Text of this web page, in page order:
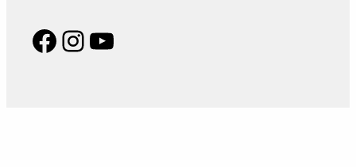
Facebook
Instagram
YouTube